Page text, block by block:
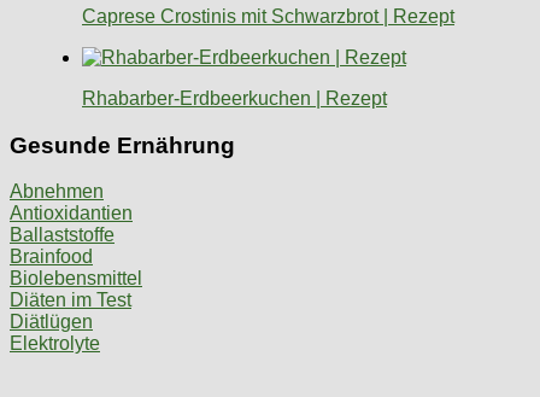
Caprese Crostinis mit Schwarzbrot | Rezept
Rhabarber-Erdbeerkuchen | Rezept
Gesunde Ernährung
Abnehmen
Antioxidantien
Ballaststoffe
Brainfood
Biolebensmittel
Diäten im Test
Diätlügen
Elektrolyte